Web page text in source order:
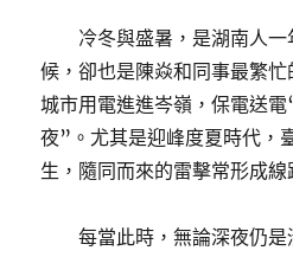
冷冬與盛暑，是湖南人
候，卻也是陳焱和同事最繁忙
城市用電進進岑嶺，保電送電
夜”。尤其是迎峰度夏時代，
生，隨同而來的雷擊常形成線
每當此時，無論深夜仍